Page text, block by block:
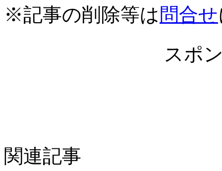
※記事の削除等は 問合せ
スポ
関連記事